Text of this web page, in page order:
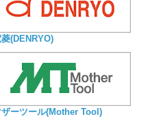
菱(DENRYO)
ザーツール(Mother Tool)